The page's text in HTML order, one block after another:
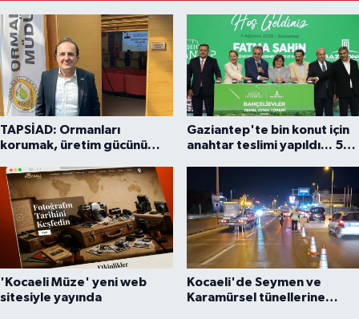
TAPSİAD: Ormanları
korumak, üretim gücünü
Gaziantep'te bin konut için
anahtar teslimi yapıldı... 5
'Kocaeli Müze' yeni web
sitesiyle yayında
Kocaeli'de Seymen ve
Karamürsel tünellerine